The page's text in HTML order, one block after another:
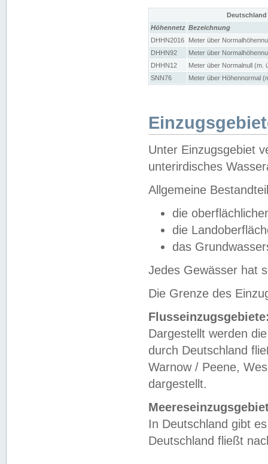
Höhennetz Bezeichnung
DHHN2016
Meter über
DHHN92
Meter über
DHHN12
Meter über Normalnull (m.
SNN76
Meter über Höhennormal
Unter Einzugsgebiet
unterirdisches
Allgemeine
die
die
das
Jedes Gewässer hat
Die Grenze des
Dargestellt werden
durch Deutschland
Warnow / Peene,
dargestellt.
In Deutschland gibt
Deutschland fließt